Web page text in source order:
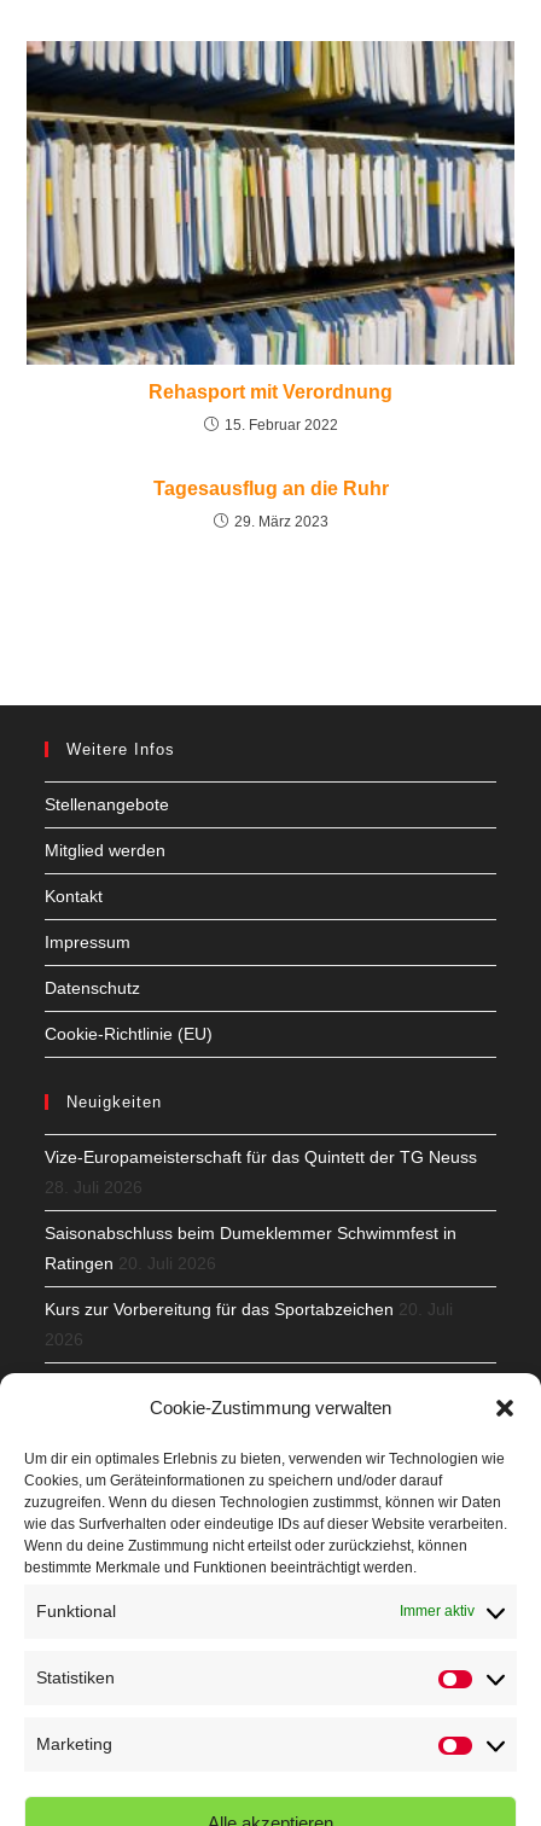
Cookie-Zustimmung verwalten
Um dir ein optimales Erlebnis zu bieten, verwenden wir Technologien wie
Cookies, um Geräteinformationen zu speichern und/oder darauf
zuzugreifen. Wenn du diesen Technologien zustimmst, können wir Daten
wie das Surfverhalten oder eindeutige IDs auf dieser Website verarbeiten.
Wenn du deine Zustimmung nicht erteilst oder zurückziehst, können
bestimmte Merkmale und Funktionen beeinträchtigt werden.
Funktional Immer aktiv
Statistiken
Marketing
Rehasport mit Verordnung
15. Februar 2022
Tagesausflug an die Ruhr
29. März 2023
Weitere Infos
Stellenangebote
Mitglied werden
Kontakt
Impressum
Datenschutz
Cookie-Richtlinie (EU)
Neuigkeiten
Vize-Europameisterschaft für das Quintett der TG Neuss
28. Juli 2026
Saisonabschluss beim Dumeklemmer Schwimmfest in
Ratingen 20. Juli 2026
Kurs zur Vorbereitung für das Sportabzeichen 20. Juli
2026
Veranstaltungen
Höffner Run
Schnuppertag
Kindersportfest